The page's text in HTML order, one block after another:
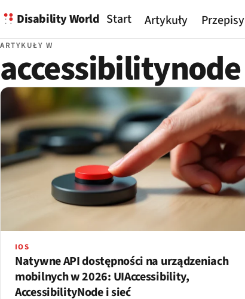
Disability World Start Artykuły Przepisy
ARTYKUŁY W
accessibilitynode
IOS
Natywne API dostępności na urządzeniach
mobilnych w 2026: UIAccessibility,
AccessibilityNode i sieć